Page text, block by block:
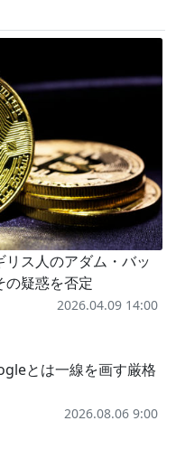
リス人のアダム・バッ
の疑惑を否定
2026.04.09 14:00
とは一線を画す厳格
2026.08.06 9:00